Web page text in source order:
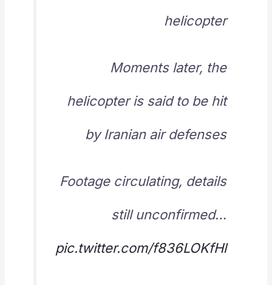
helicopter
Moments later, the
helicopter is said to be hit
by Iranian air defenses
Footage circulating, details
still unconfirmed…
pic.twitter.com/f836LOKfHl